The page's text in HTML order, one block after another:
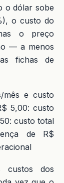
o dólar sobe
o custo do
o preço
— a menos
fichas de
mês e custo
5,00: custo
custo total
de R$
custos dos